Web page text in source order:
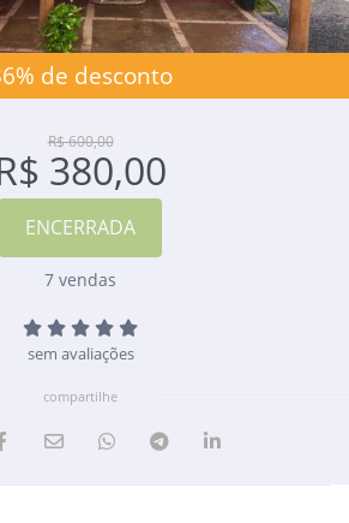
de desconto
R$ 600,00
380,00
7 vendas
sem avaliações
compartilhe